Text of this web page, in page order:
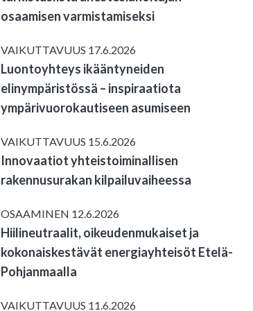
osaamisen varmistamiseksi
VAIKUTTAVUUS 17.6.2026
Luontoyhteys ikääntyneiden
elinympäristössä – inspiraatiota
ympärivuorokautiseen asumiseen
VAIKUTTAVUUS 15.6.2026
Innovaatiot yhteistoiminallisen
rakennusurakan kilpailuvaiheessa
OSAAMINEN 12.6.2026
Hiilineutraalit, oikeudenmukaiset ja
kokonaiskestävät energiayhteisöt Etelä-
Pohjanmaalla
VAIKUTTAVUUS 11.6.2026